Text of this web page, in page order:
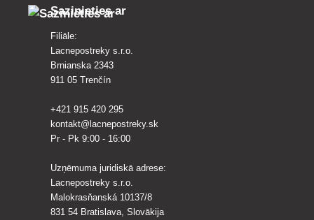
Sazinieties ar
Filiāle:
Lacnepostreky s.r.o.
Brnianska 2343
911 05 Trenčín
+421 915 420 295
kontakt@lacnepostreky.sk
Pr - Pk 9:00 - 16:00
Uzņēmuma juridiskā adrese:
Lacnepostreky s.r.o.
Malokrasňanská 10137/8
831 54 Bratislava, Slovākija